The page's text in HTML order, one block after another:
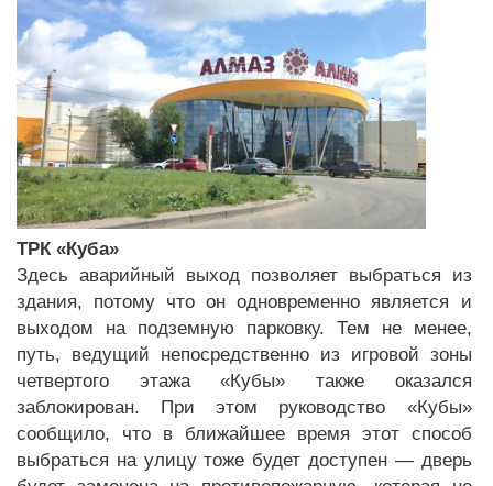
ТРК «Куба»
Здесь аварийный выход позволяет выбраться из
здания, потому что он одновременно является и
выходом на подземную парковку. Тем не менее,
путь, ведущий непосредственно из игровой зоны
четвертого этажа «Кубы» также оказался
заблокирован. При этом руководство «Кубы»
сообщило, что в ближайшее время этот способ
выбраться на улицу тоже будет доступен — дверь